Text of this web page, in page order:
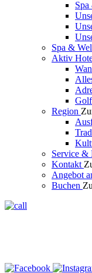
Spa
Spa &
Aktiv
Golf
Region
Service &
Kontakt
Angebot
Buchen